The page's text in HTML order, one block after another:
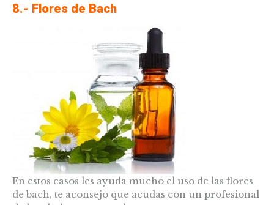
8.- Flores de Bach
En estos casos les ayuda mucho el uso de las flores
de bach, te aconsejo que acudas con un profesional